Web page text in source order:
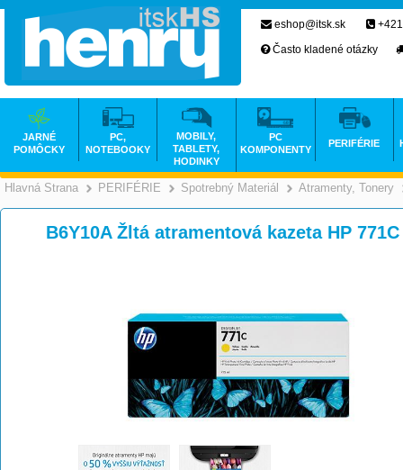
Hlavná Strana >
PERIFÉRIE >
Spotrebný Materiál >
Atramenty, Tonery
B6Y10A Žltá atramentová kazeta HP
eshop@itsk.sk
Často kladené otázky
JARNÉ
POMÔCKY
PC,
NOTEBOOKY
MOBILY,
TABLETY,
HODINKY
PC
KOMPONENTY
PERIFÉRIE